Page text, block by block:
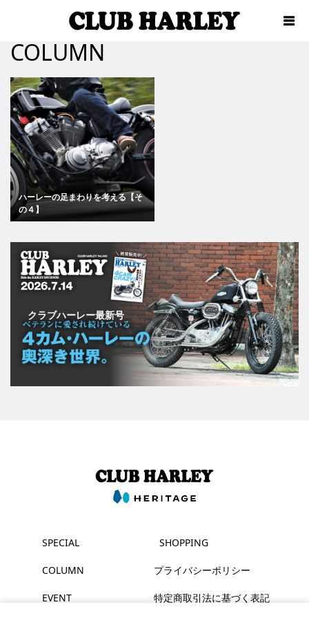
COLUMN
ハーレーの足まわりを考える【そ
の４】
クラブハーレー最新号
SPECIAL
COLUMN
EVENT
SHOPPING
プライバシーポリシー
特定商取引法に基づく表記